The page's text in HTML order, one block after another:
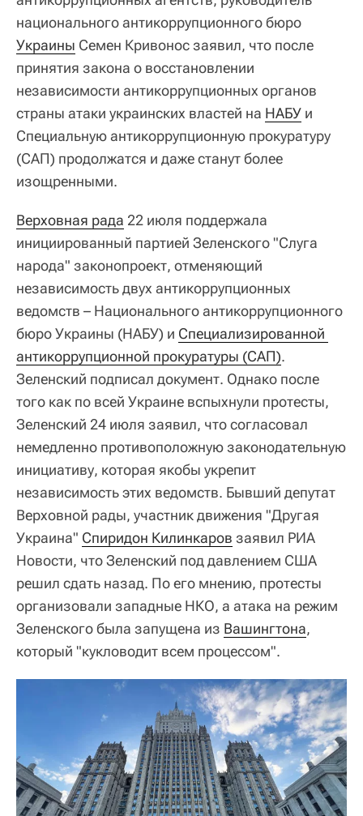
национального антикоррупционного бюро
Украины Семен Кривонос заявил, что после
принятия закона о восстановлении
независимости антикоррупционных органов
страны атаки украинских властей на НАБУ и
Специальную антикоррупционную прокуратуру
(САП) продолжатся и даже станут более
изощренными.
Верховная рада 22 июля поддержала
инициированный партией Зеленского "Слуга
народа" законопроект, отменяющий
независимость двух антикоррупционных
ведомств – Национального антикоррупционного
бюро Украины (НАБУ) и Специализированной
антикоррупционной прокуратуры (САП).
Зеленский подписал документ. Однако после
того как по всей Украине вспыхнули протесты,
Зеленский 24 июля заявил, что согласовал
немедленно противоположную законодательную
инициативу, которая якобы укрепит
независимость этих ведомств. Бывший депутат
Верховной рады, участник движения "Другая
Украина" Спиридон Килинкаров заявил РИА
Новости, что Зеленский под давлением США
решил сдать назад. По его мнению, протесты
организовали западные НКО, а атака на режим
Зеленского была запущена из Вашингтона,
который "кукловодит всем процессом".